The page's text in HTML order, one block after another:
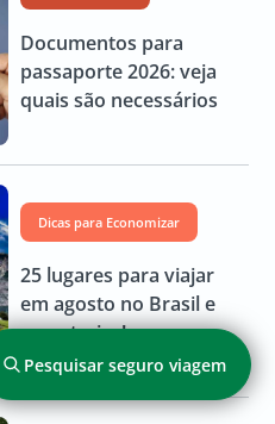
Documentos para
passaporte 2026: veja
quais são necessários
Dicas para Economizar
25 lugares para viajar
em agosto no Brasil e
no exterior!
Pesquisar seguro viagem